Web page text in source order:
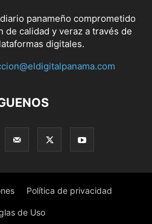
panameño comprometido
de calidad y veraz a través de
digitales.
Política de privacidad
de Uso